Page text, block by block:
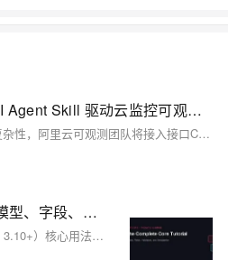
告别复杂接入流程：用 AI Agent Skill 驱动云监控可观测接入
对云原生与AI应用带来的接入复杂性，阿里云可观测团队将接入接口CLI化，并提供开箱即用的Skill，支持主流的APM和AI应用高效接入，用户仅需自然语言描述即可完成自动化接入，显著降低运维门槛。
Pydantic v2 入门教程：模型、字段、验证器
本文详解 Pydantic v2（Python 3.10+）核心用法：模型定义、字段约束、自定义验证器（field/model）、嵌套/递归结构、序列化控制及 JSON Schema 生成，所有示例完整可运行，助你构建健壮数据验证与序列化逻辑。